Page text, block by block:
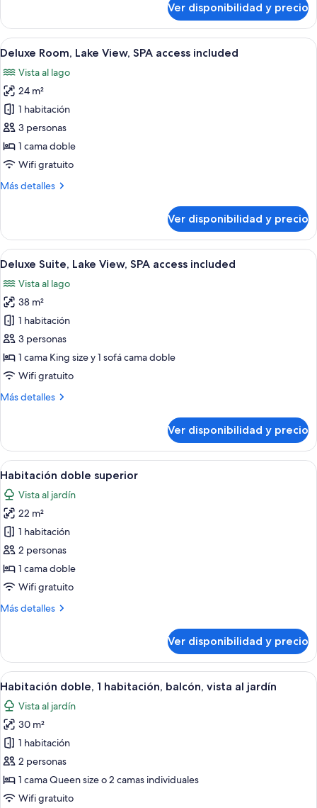
access
included
Lake
View,
SPA
included
Ver disponibilidad y precio
Ver
todas
las
fotos
de
Deluxe
Room,
Lake
SPA
Una habitación de hotel moderna
6
Deluxe Room, Lake View, SPA access included
Vista al lago
24 m²
1 habitación
3 personas
1 cama doble
Wifi gratuito
Más detalles
Más
Room,
Lake
View,
access
included
Ver disponibilidad y precio
Ver
todas
las
fotos
de
Deluxe
Suite,
Lake
SPA
Una habitación de hotel moderna
6
Deluxe Suite, Lake View, SPA access included
Vista al lago
38 m²
1 habitación
3 personas
1 cama King size y 1 sofá cama doble
Wifi gratuito
Más detalles
Más
Suite,
Lake
View,
SPA
access
included
Ver disponibilidad y precio
Ver
todas
las
fotos
de
Habitación
doble
superior
Una habitación de hotel moderna
6
Habitación doble superior
Vista al jardín
22 m²
1 habitación
2 personas
1 cama doble
Wifi gratuito
Más detalles
Más
doble
superior
Ver disponibilidad y precio
Ver
todas
las
fotos
de
Habitación
doble,
1
Un dormitorio moderno con una
6
Habitación doble, 1 habitación, balcón, vista al jardín
Vista al jardín
30 m²
1 habitación
2 personas
1 cama Queen size o 2 camas individuales
Wifi gratuito